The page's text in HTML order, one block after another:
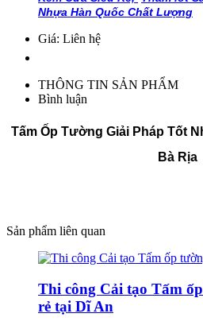
Nhựa Hàn Quốc Chất Lượng
Giá: Liên hệ
THÔNG TIN SẢN PHẨM
Bình luận
Tấm Ốp Tường Giải Pháp Tốt
Bà Rịa
Sản phẩm liên quan
Thi công Cải tạo Tấm
rẻ tại Dĩ An